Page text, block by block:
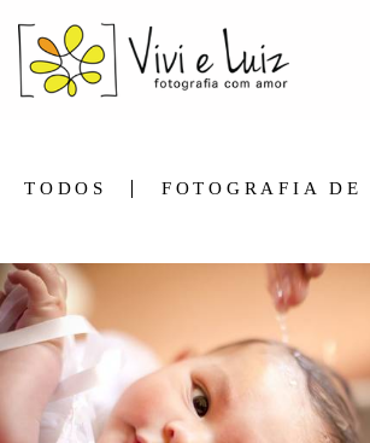
TODOS FOTOGRAFIA